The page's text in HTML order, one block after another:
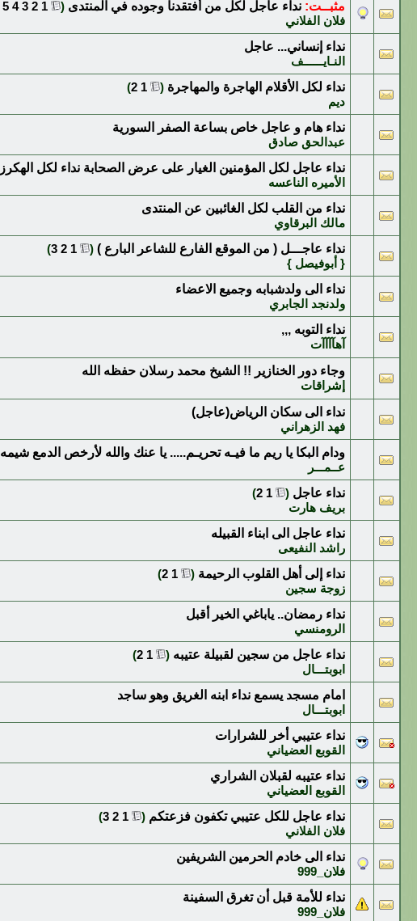
مثبــت: نداء عاجل لكل من أفتقدنا وجوده في المنتدى (
1
2
3
4
5
فلان الفلاني
نداء إنساني... عاجل
النـايــــــف
نداء لكل الأقلام الهاجرة والمهاجرة (
1
2
)
ديم
نداء هام و عاجل خاص بساعة الصفر السورية
عبدالحق صادق
نداء عاجل لكل المؤمنين الغيار على عرض الصحابة نداء لكل الهكرز
الأميره الناعسه
نداء من القلب لكل الغائبين عن المنتدى
مالك البرقاوي
نداء عاجـــل ( من الموقع الفارع للشاعر البارع ) (
1
2
3
)
{ أبوفيصل }
نداء الى ولدشبابه وجميع الاعضاء
ولدنجد الجابري
نداء التوبه ,,,
آهآآآآت
وجاء دور الخنازير !! الشيخ محمد رسلان حفظه الله
إشراقات
نداء الى سكان الرياض(عاجل)
فهد الزهراني
ودام البكا يا ريم ما فيـه تحريـم..... يا عنك والله لأرخص الدمع شيمه
عــمـــر
نداء عاجل‏ (
1
2
)
بريف هارت
نداء عاجل الى ابناء القبيله
راشد النفيعى
نداء إلى أهل القلوب الرحيمة (
1
2
)
زوجة سجين
نداء رمضان.. ياباغي الخير أقبل
الرومنسي
نداء عاجل من سجين لقبيلة عتيبه (
1
2
)
ابوبتـــال
امام مسجد يسمع نداء ابنه الغريق وهو ساجد
ابوبتـــال
نداء عتيبي أخر للشرارات
القوبع العضياني
نداء عتيبه لقبلان الشراري
القوبع العضياني
نداء عاجل للكل عتيبي تكفون فزعتكم (
1
2
3
)
فلان الفلاني
نداء الى خادم الحرمين الشريفين
فلان_999
نداء للأمة قبل أن تغرق السفينة
فلان_999